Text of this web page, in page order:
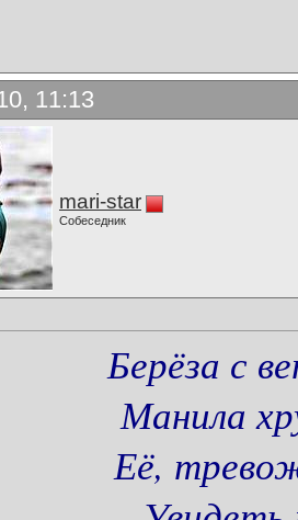
11:13
mari-star
Собеседник
Берёза с
Манила
Её,